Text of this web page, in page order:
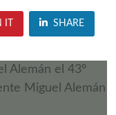
IT SHARE